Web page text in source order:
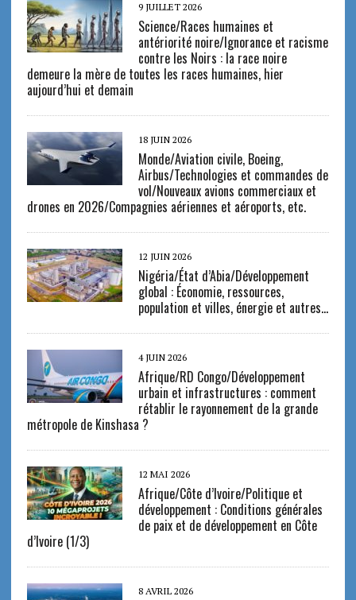
9 JUILLET 2026
Science/Races humaines et
antériorité noire/Ignorance et racisme
contre les Noirs : la race noire
demeure la mère de toutes les races humaines, hier
aujourd’hui et demain
18 JUIN 2026
Monde/Aviation civile, Boeing,
Airbus/Technologies et commandes de
vol/Nouveaux avions commerciaux et
drones en 2026/Compagnies aériennes et aéroports, etc.
12 JUIN 2026
Nigéria/État d’Abia/Développement
global : Économie, ressources,
population et villes, énergie et autres…
4 JUIN 2026
Afrique/RD Congo/Développement
urbain et infrastructures : comment
rétablir le rayonnement de la grande
métropole de Kinshasa ?
12 MAI 2026
Afrique/Côte d’Ivoire/Politique et
développement : Conditions générales
de paix et de développement en Côte
d’Ivoire (1/3)
8 AVRIL 2026